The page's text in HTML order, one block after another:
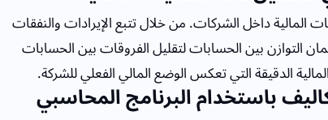
المالية داخل الشركات. من خلال تتبع الإيرادات والنفقات
التوازن بين الحسابات لتقليل الفروقات بين الحسابات
الدقيقة التي تعكس الوضع المالي الفعلي للشركة.
باستخدام البرنامج المحاسبي